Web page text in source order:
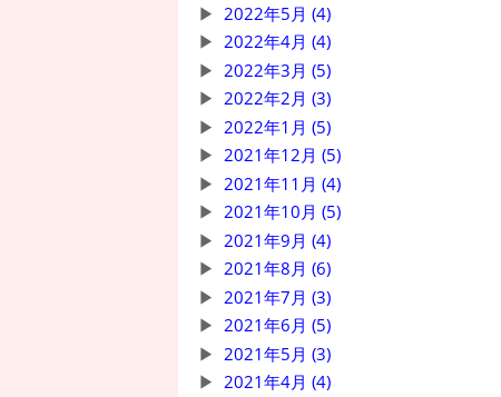
2022年5月 (4)
2022年4月 (4)
2022年3月 (5)
2022年2月 (3)
2022年1月 (5)
2021年12月 (5)
2021年11月 (4)
2021年10月 (5)
2021年9月 (4)
2021年8月 (6)
2021年7月 (3)
2021年6月 (5)
2021年5月 (3)
2021年4月 (4)